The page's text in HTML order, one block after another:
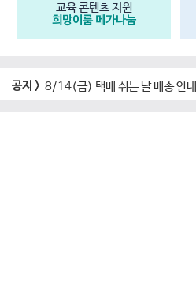
교육 콘텐츠 지원
희망이룸 메가나눔
공지 > 8/14(금) 택배 쉬는 날 배송 안내